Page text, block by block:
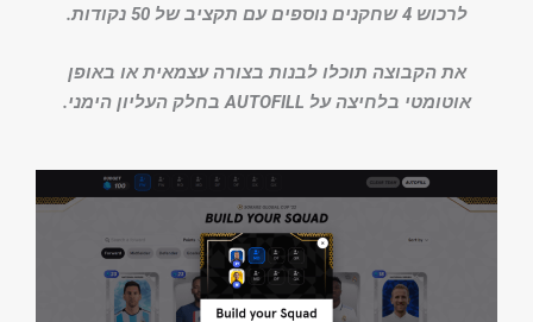
לרכוש 4 שחקנים נוספים עם תקציב של 50 נקודות.
את הקבוצה תוכלו לבנות בצורה עצמאית או באופן
אוטומטי בלחיצה על AUTOFILL בחלק העליון הימני.